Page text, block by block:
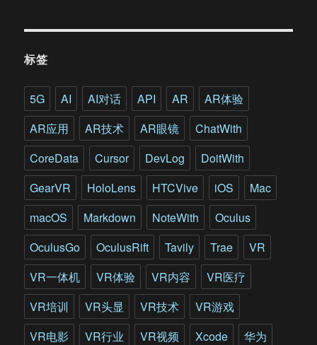
术
规
划
大
规
模
军
事
演
习
标签
5G AI AI对话 API AR
AR体验
AR应用
AR技术 AR眼镜
ChatWith
CoreData
Cursor DevLog
DoitWith
GearVR
HoloLens HTCVive iOS
Mac
macOS
Markdown NoteWith
Oculus
OculusGo
OculusRift Tavily Trae
VR
VR一体机
VR体验 VR内容
VR医疗
VR培训
VR头显 VR技术
VR游戏
VR电影
VR行业 VR视频 Xcode
华为